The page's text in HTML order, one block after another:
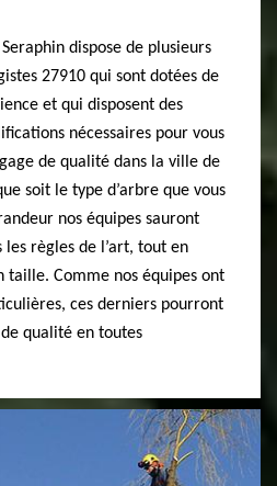
dispose de plusieurs
27910 qui sont dotées de
et qui disposent des
nécessaires pour vous
de qualité dans la ville de
soit le type d’arbre que vous
nos équipes sauront
règles de l’art, tout en
taille. Comme nos équipes ont
ces derniers pourront
qualité en toutes